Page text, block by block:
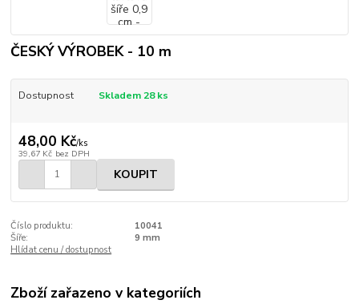
ČESKÝ VÝROBEK - 10 m
Dostupnost Skladem 28 ks
48,00 Kč/ks
39,67 Kč bez DPH
KOUPIT
Číslo produktu:
10041
Šíře:
9 mm
Hlídat cenu / dostupnost
Zboží zařazeno v kategoriích